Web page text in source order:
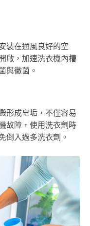
裝在通風良好的空
啟，加速洗衣機內槽
與黴菌。
形成皂垢，不僅容易
故障，使用洗衣劑時
倒入過多洗衣劑。